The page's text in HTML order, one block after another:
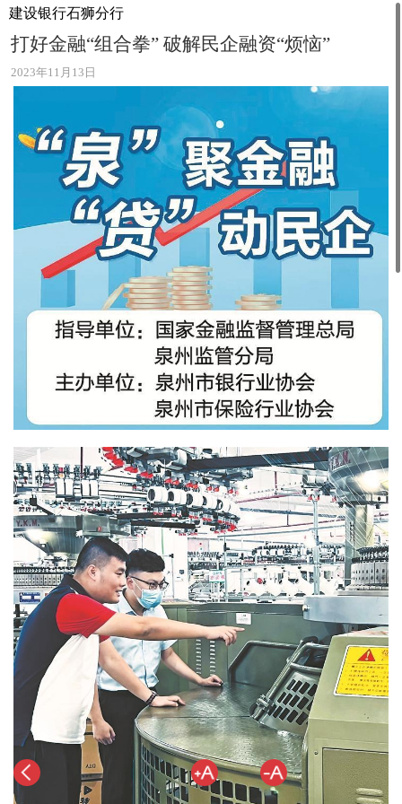
建设银行石狮分行
打好金融“组合拳” 破解民企融资“烦恼”
2023年11月13日